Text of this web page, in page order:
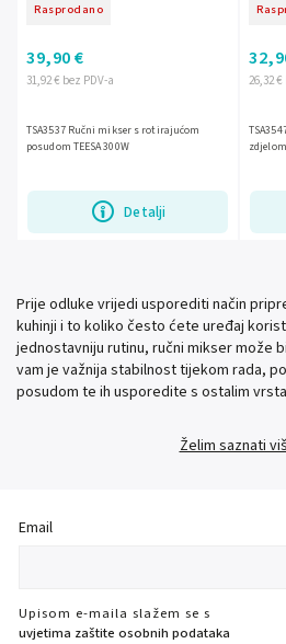
Rasprodano
31,92 € bez PDV-a
39,90 €
Detalji
TSA3537 Ručni mikser s rotirajućom
posudom TEESA 300W
26,32 €
zdjelom
Prije odluke vrijedi usporediti način
kuhinji i to koliko često ćete uređaj
jednostavniju rutinu, ručni mikser može
vam je važnija stabilnost tijekom rada,
posudom te ih usporedite s ostalim
Želim saznati
Email
Upisom e-maila slažem se s
uvjetima zaštite osobnih podataka